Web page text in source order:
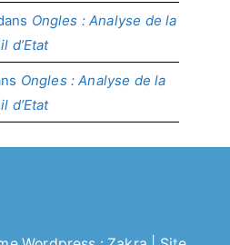
Ongles : Analyse de la
d’Etat
Ongles : Analyse de la
d’Etat